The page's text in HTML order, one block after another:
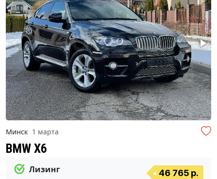
Минск 1 марта
BMW X6
Лизинг
46 765 р.